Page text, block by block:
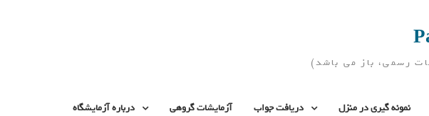
نمونه گیری در منزل دریافت جواب آزمایشات گروهی درباره آزمایشگاه